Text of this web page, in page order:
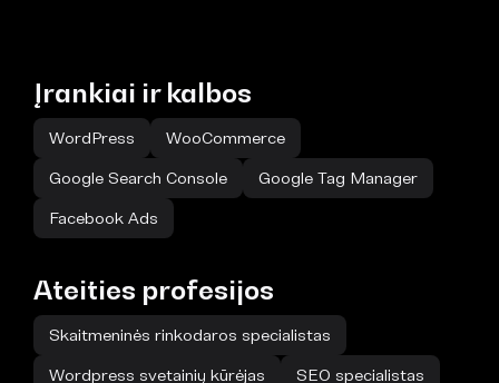
Įrankiai ir kalbos
WordPress
WooCommerce
Google Search Console
Google Tag Manager
Facebook Ads
Ateities profesijos
Skaitmeninės rinkodaros specialistas
Wordpress svetainių kūrėjas
SEO specialistas